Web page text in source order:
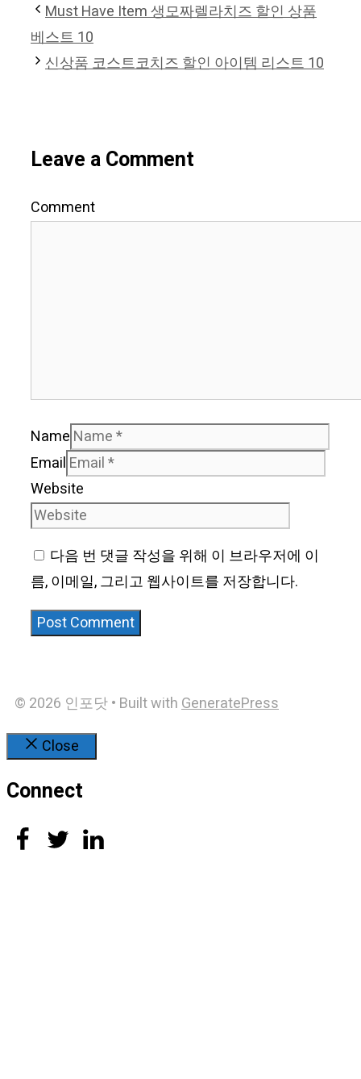
Must Have Item 생모짜렐라치즈 할인 상품
베스트 10
신상품 코스트코치즈 할인 아이템 리스트 10
Leave a Comment
Comment
Name
Email
Website
다음 번 댓글 작성을 위해 이 브라우저에 이
름, 이메일, 그리고 웹사이트를 저장합니다.
© 2026 인포닷• Built withGeneratePress
Close
Connect